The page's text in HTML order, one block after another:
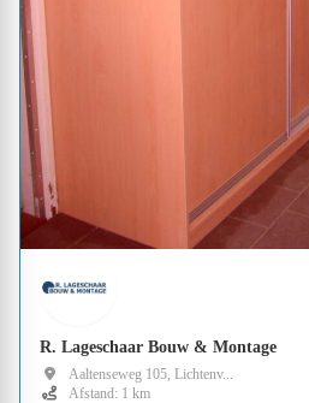
R. Lageschaar Bouw & Montage
Aaltenseweg 105, Lichtenv...
Afstand: 1 km